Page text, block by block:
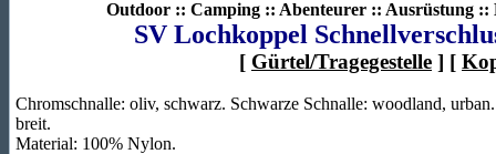
Outdoor :: Camping :: Abenteurer :: Ausrüstung ::
SV Lochkoppel
[ Gürtel/Tragegestelle ] [
Chromschnalle: oliv, schwarz. Schwarze Schnalle: woodland,
breit.
Material: 100% Nylon.